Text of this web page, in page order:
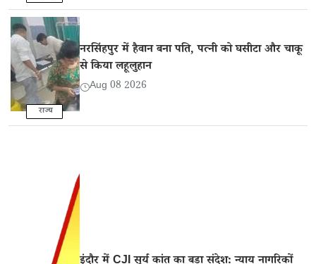
राज्य
नरसिंहपुर में हैवान बना पति, पत्नी को घसीटा और चाकू
से किया लहूलुहान
Aug 08 2026